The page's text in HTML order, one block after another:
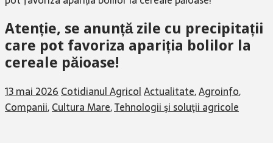
Atenție, se anunță zile cu precipitații
care pot favoriza apariția bolilor la
cereale păioase!
13 mai 2026 Cotidianul AgricolActualitate,Agroinfo,
Companii,Cultura Mare,Tehnologii şi soluţii agricole